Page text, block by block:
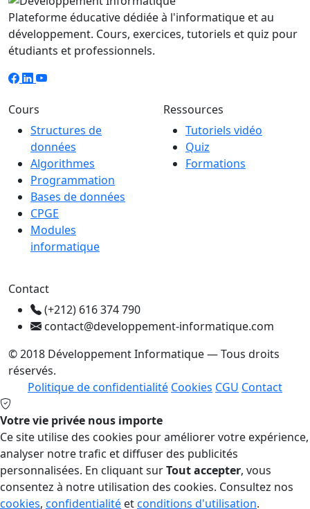
Plateforme éducative dédiée à l'informatique et au
développement. Cours, exercices, tutoriels et quiz pour
étudiants et professionnels.
Cours
Structures de
données
Algorithmes
Programmation
Bases de données
CPGE
Modules
informatique
Ressources
Tutoriels vidéo
Quiz
Formations
Contact
(+212) 616 374 790
contact@developpement-informatique.com
© 2018 Développement Informatique — Tous droits
réservés.
Politique de confidentialité Cookies CGU Contact
Votre vie privée nous importe
Ce site utilise des cookies pour améliorer votre expérience,
analyser notre trafic et diffuser des publicités
personnalisées. En cliquant surTout accepter, vous
consentez à notre utilisation des cookies. Consultez nos
cookies, confidentialité etconditions d'utilisation.